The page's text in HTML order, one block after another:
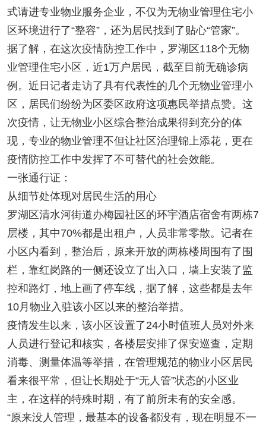
式请进专业物业服务企业，不仅为无物业管理住宅小
区环境进行了“整容”，还为居民找到了贴心“管家”。
据了解，在这次疫情防控工作中，罗湖区118个无物
业管理住宅小区，近1万户居民，截至目前无确诊病
例。近日记者走访了具有代表性的几个无物业管理小
区，居民们纷纷为区委区政府这项惠民举措点赞。这
次疫情，让无物业小区综合整治成果得到充分的体
现，专业的物业管理不但让社区治理锦上添花，更在
疫情防控工作中发挥了不可替代的社会效能。
一张通行证：
从细节处体现对居民生活的用心
罗湖区清水河街道办梅园社区的环宇酒店宿舍有两栋7
层楼，其中70%都是出租户，人员非常零散。记者在
小区内看到，整治后，原来开放的两栋楼周围有了围
栏，靠红岗路的一侧还设立了出入口，墙上安装了监
控和路灯，地上画了停车线，据了解，这些都是去年
10月物业入驻该小区以来的整治举措。
疫情发生以来，该小区设置了24小时值班人员对外来
人员进行登记和核实，各楼层安排了保安巡查，定期
消毒、测量体温等举措，在管理规范的物业小区居民
看来很平常，但让长期处于“无人管”状态的小区业
主，在这样的特殊时期，有了前所未有的安全感。
“原来没人管理，最基本的设备都没有，现在明显不一